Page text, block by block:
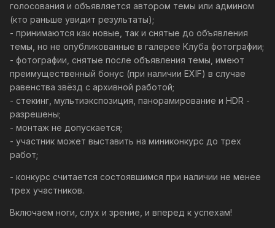
голосования и объявляется автором темы или админом
(кто раньше увидит результаты);
- принимаются как новые, так и снятые до объявления
темы, но не опубликованные в галерее Клуба фотографии;
- фотографии, снятые после объявления темы, имеют
преимущественный бонус (при наличии EXIF) в случае
равенства звёзд с архивной работой;
- стекинг, мультиэкспозиция, панорамирование и HDR -
разрешены;
- монтаж не допускается;
- участник может выставить на миниконкурс до трех
работ;
- конкурс считается состоявшимся при наличии не менее
трех участников.
Включаем ноги, слух и зрение, и вперед к успехам!